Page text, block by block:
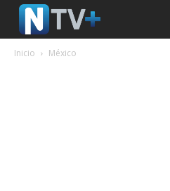
Inicio México